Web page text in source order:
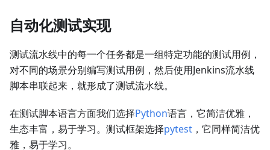
自动化测试实现
测试流水线中的每一个任务都是一组特定功能的测试用例，
对不同的场景分别编写测试用例，然后使用Jenkins流水线
脚本串联起来，就形成了测试流水线。
在测试脚本语言方面我们选择Python语言，它简洁优雅，
生态丰富，易于学习。测试框架选择pytest ，它同样简洁优
雅，易于学习。